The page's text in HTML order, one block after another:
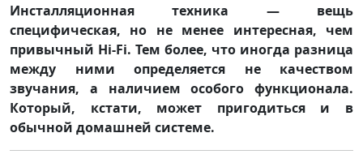
Инсталляционная техника — вещь
специфическая, но не менее интересная, чем
привычный Hi-Fi. Тем более, что иногда разница
между ними определяется не качеством
звучания, а наличием особого функционала.
Который, кстати, может пригодиться и в
обычной домашней системе.